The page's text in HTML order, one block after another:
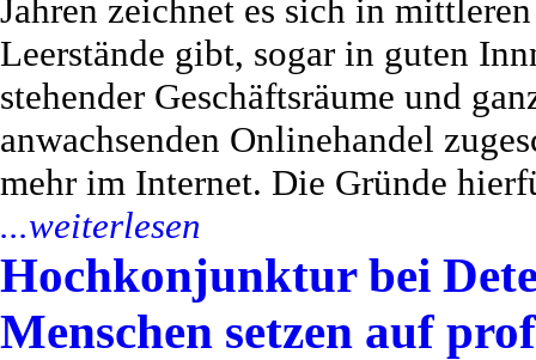
Jahren zeichnet es sich in
Leerstände gibt, sogar in guten
stehender Geschäftsräume und
anwachsenden Onlinehandel
mehr im Internet. Die Gründe
...weiterlesen
Hochkonjunktur bei
Menschen setzen auf